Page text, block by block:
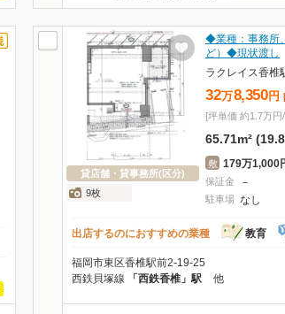
貸店舗・貸事務所(区分)
9枚
◆業種：事務所
ど）◆現状渡し
ラクレイス香椎
32万8,350 円
[坪単価 約1.7万円
65.71m²
敷 179万1,000
保証金 －
駐車場 なし
出店するのにおすすめの業種 教育
福岡市東区香椎駅前2-19-25
西鉄貝塚線 「西鉄香椎」駅 他